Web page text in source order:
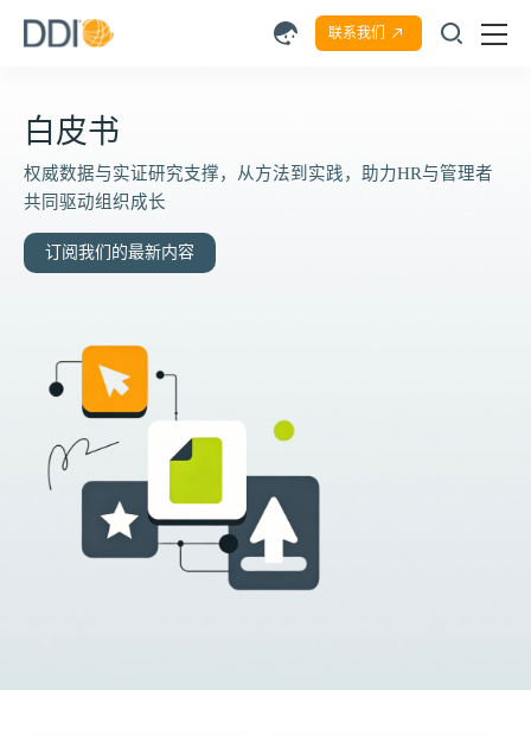
联系我们
白皮书
权威数据与实证研究支撑，从方法到实践，助力HR与管理者
共同驱动组织成长
订阅我们的最新内容